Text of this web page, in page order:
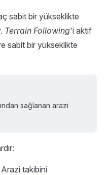
sabit bir yükseklikte
Terrain Following'i aktif
sabit bir yükseklikte
sağlanan arazi
takibini